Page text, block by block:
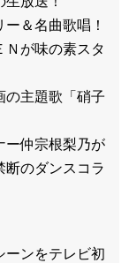
＆名曲歌唱！
が味の素スタ
主題歌「硝子
ー仲宗根梨乃が
断のダンスコラ
ンをテレビ初